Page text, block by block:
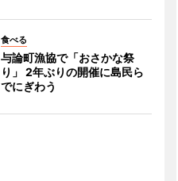
食べる
与論町漁協で「おさかな祭
り」 2年ぶりの開催に島民ら
でにぎわう